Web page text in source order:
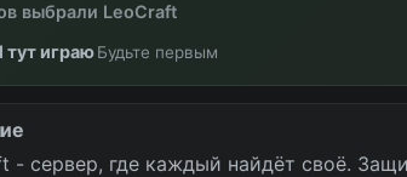
выбрали LeoCraft
тут играюБудьте первым
новости снова онлайн
- сервер, где каждый найдёт своё.